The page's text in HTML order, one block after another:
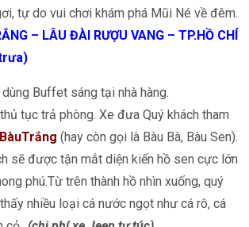
tự do vui chơi khám phá Mũi Né về đêm.
– LÂU ĐÀI RƯỢU VANG – TP.HỒ CHÍ
Buffet sáng tại nhà hàng.
tục trả phòng. Xe đưa Quý khách tham
(hay còn gọi là Bàu Bà, Bàu Sen).
sẽ được tận mắt diện kiến hồ sen cực lớn
phú.Từ trên thành hồ nhìn xuống, quý
nhiều loại cá nước ngọt như cá rô, cá